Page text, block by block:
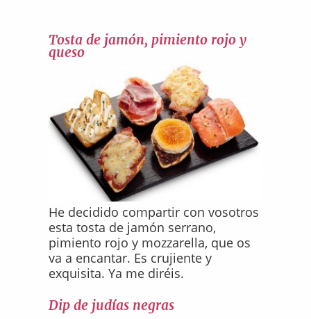
Tosta de jamón, pimiento rojo y
queso
He decidido compartir con vosotros
esta tosta de jamón serrano,
pimiento rojo y mozzarella, que os
va a encantar. Es crujiente y
exquisita. Ya me diréis.
Dip de judías negras